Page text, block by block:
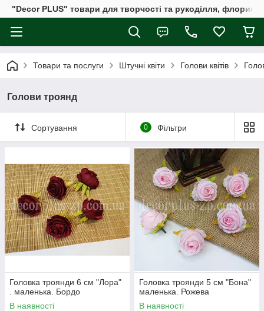
"Decor PLUS" товари для творчості та рукоділля,
Товари та послуги Штучні квіти Голови квітів
Голови троянд
Сортування 0 Фільтри
Головка троянди 6 см "Лора"
. маленька. Бордо
В наявності
Головка троянди 5 см "Бона"
маленька. Рожева
В наявності